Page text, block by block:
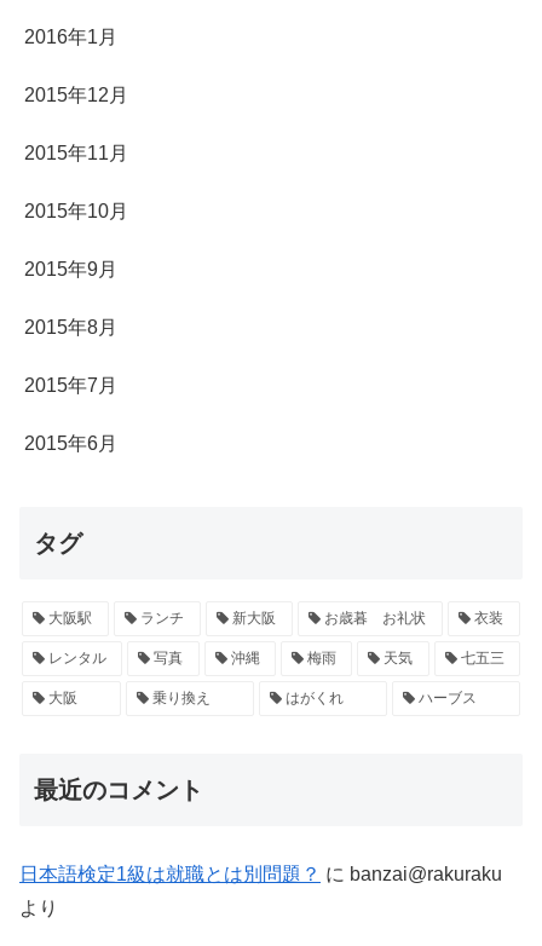
2016年1月
2015年12月
2015年11月
2015年10月
2015年9月
2015年8月
2015年7月
2015年6月
タグ
大阪駅 ランチ 新大阪 お歳暮 お礼状 衣装
レンタル 写真 沖縄 梅雨 天気 七五三
大阪 乗り換え はがくれ ハーブス
最近のコメント
日本語検定1級は就職とは別問題？ に banzai@rakuraku
より